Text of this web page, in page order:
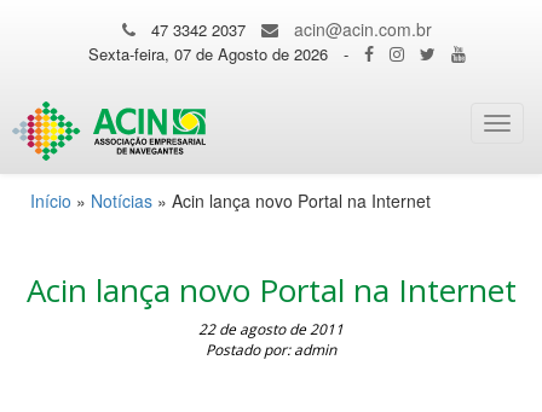
47 3342 2037 acin@acin.com.br
Sexta-feira, 07 de Agosto de 2026 -
Início » Notícias » Acin lança novo Portal na Internet
Acin lança novo Portal na Internet
22 de agosto de 2011
Postado por: admin